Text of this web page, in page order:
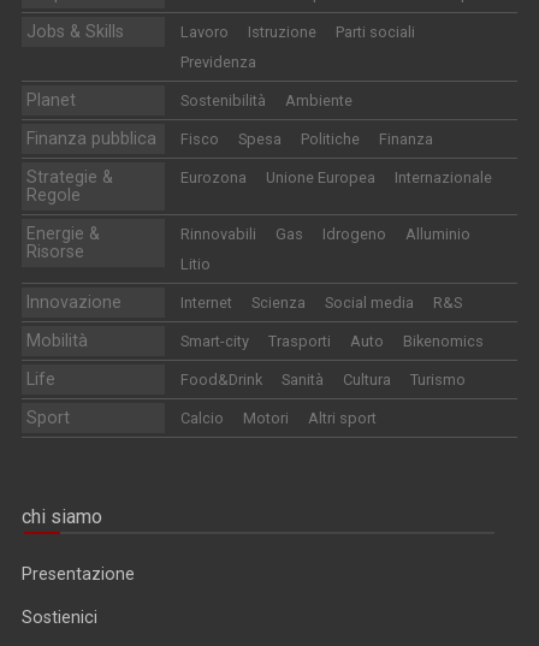
Jobs & Skills Lavoro Istruzione
Parti sociali
Previdenza
Planet Sostenibilità Ambiente
Finanza pubblica Fisco Spesa Politiche Finanza
Strategie &
Regole
Eurozona Unione Europea Internazionale
Energie &
Risorse
Rinnovabili Gas Idrogeno
Alluminio
Litio
Innovazione Internet Scienza Social media R&S
Mobilità Smart-city Trasporti Auto Bikenomics
Life Food&Drink Sanità Cultura Turismo
Sport Calcio Motori Altri sport
chi siamo
Presentazione
Sostienici